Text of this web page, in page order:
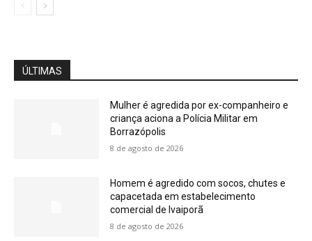
ÚLTIMAS
Mulher é agredida por ex-companheiro e
criança aciona a Polícia Militar em
Borrazópolis
8 de agosto de 2026
Homem é agredido com socos, chutes e
capacetada em estabelecimento
comercial de Ivaiporã
8 de agosto de 2026